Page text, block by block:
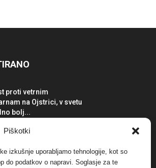
Piškotki
izkušnje uporabljamo tehnologije, kot so
do podatkov o napravi. Soglasje za te
proti vetrnim
na Ojstrici, v svetu
bolj...
Verbund